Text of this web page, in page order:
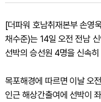
[더파워 호남취재본부 손영
채수준)는 14일 오전 전남
선박의 승선원 4명을 신속
목포해경에 따르면 이날 오
인근 해상간출여에 선박이